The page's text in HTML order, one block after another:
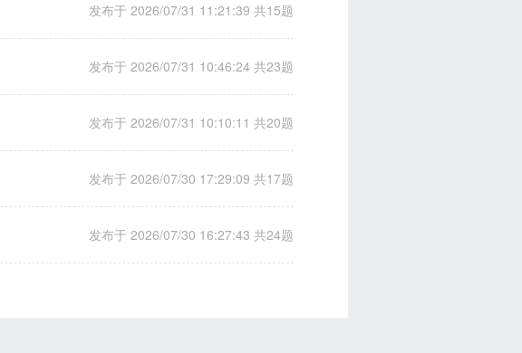
发布于 2026/07/31 11:21:39 共15题
发布于 2026/07/31 10:46:24 共23题
发布于 2026/07/31 10:10:11 共20题
发布于 2026/07/30 17:29:09 共17题
发布于 2026/07/30 16:27:43 共24题